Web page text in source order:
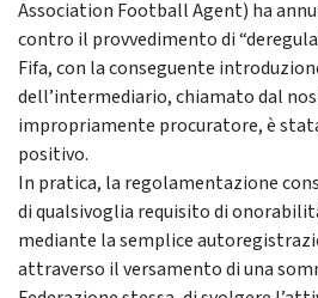
Association Football Agent) ha
contro il provvedimento di
Fifa, con la conseguente
dell’intermediario, chiamato dal
impropriamente procuratore, è
positivo.
In pratica, la regolamentazione
di qualsivoglia requisito di
mediante la semplice
attraverso il versamento di una